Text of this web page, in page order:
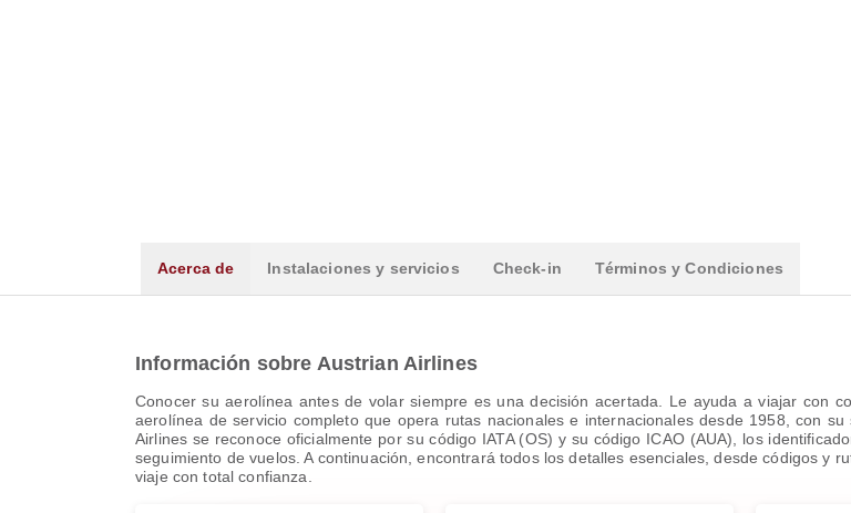
Acerca de Instalaciones y servicios Check-in Términos y Condiciones
Información sobre Austrian Airlines
Conocer su aerolínea antes de volar siempre es una decisión acertada. Le ayuda a viajar con
aerolínea de servicio completo que opera rutas nacionales e internacionales desde 1958, con
Airlines se reconoce oficialmente por su código IATA (OS) y su código ICAO (AUA), los
seguimiento de vuelos. A continuación, encontrará todos los detalles esenciales, desde códigos y
viaje con total confianza.